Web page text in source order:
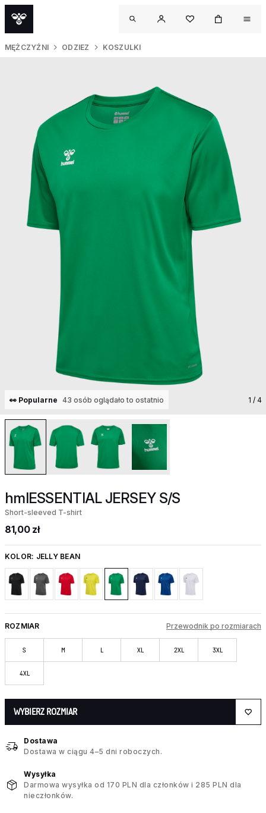
MĘŻCZYŹNI ODZIEZ KOSZULKI
👀 Popularne 43 osób oglądało to ostatnio 1 / 4
hmlESSENTIAL JERSEY S/S
Short-sleeved T-shirt
81,00 zł
KOLOR: JELLY BEAN
ROZMIAR Przewodnik po rozmiarach
S M L XL 2XL 3XL
4XL
WYBIERZ ROZMIAR
Dostawa
Dostawa w ciągu 4–5 dni roboczych.
Wysyłka
Darmowa wysyłka od 170 PLN dla członków i 285 PLN dla
nieczłonków.